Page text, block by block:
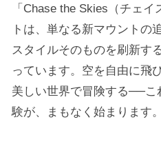
「Chase the Skies（チェ
トは、単なる新マウントの
スタイルそのものを刷新す
っています。空を自由に飛
美しい世界で冒険する──こ
験が、まもなく始まります。